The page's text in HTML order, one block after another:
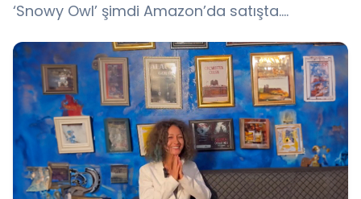
‘Snowy Owl’ şimdi Amazon’da satışta….